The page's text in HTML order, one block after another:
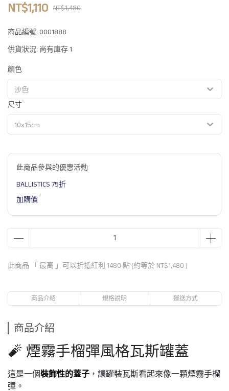
NT$1,110 NT$1,480
商品編號: 0001888
供貨狀況: 尚有庫存 1
顏色
沙色
尺寸
10x15cm
此商品參與的優惠活動
BALLISTICS 75折
加購價
此商品 「 最高 」可以折抵紅利 1480 點 (約等於 NT$1,480 )
商品介紹 規格說明 運送方式
商品介紹
🧨 煙霧手榴彈風格瓦斯罐蓋
這是一個裝飾性的蓋子 ，讓罐裝瓦斯看起來像一顆煙霧手榴
彈。